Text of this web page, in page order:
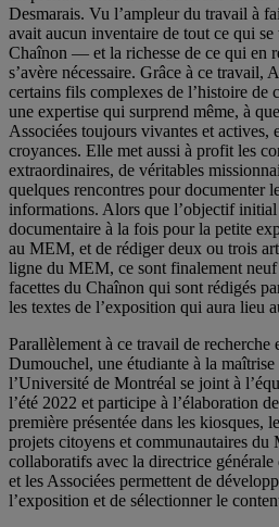
Desmarais. Vu l’ampleur du travail à
avait aucun inventaire de tout ce qui
Chaînon — et la richesse de ce qui en
s’avère nécessaire. Grâce à ce travail,
certains fils complexes de l’histoire de
une expertise qui surprend même, à
Associées toujours vivantes et actives,
croyances. Elle met aussi à profit les
extraordinaires, de véritables
quelques rencontres pour documenter
informations. Alors que l’objectif initial
documentaire à la fois pour la petite
au MEM, et de rédiger deux ou trois
ligne du MEM, ce sont finalement
facettes du Chaînon qui sont rédigés
les textes de l’exposition qui aura lieu
Parallèlement à ce travail de recherche
Dumouchel, une étudiante à la
l’Université de Montréal se joint à
l’été 2022 et participe à l’élaboration
première présentée dans les kiosques,
projets citoyens et communautaires du
collaboratifs avec la directrice
et les Associées permettent de
l’exposition et de sélectionner le